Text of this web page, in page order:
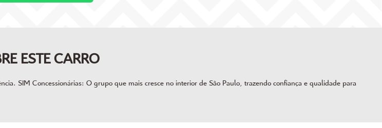
ESTE CARRO
SIM Concessionárias: O grupo que mais cresce no interior de São Paulo, trazendo confiança e qualidade para